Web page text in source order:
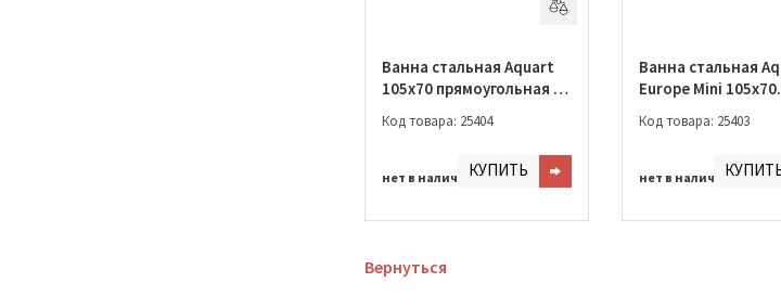
Ванна стальная Aquart
105x70 прямоугольная с
Код товара: 25404
нет в наличииКУПИТЬ
Ванна стальная
Europe Mini 105x70
(B15E1200Z)
Код товара: 25403
нет в наличии
Вернуться